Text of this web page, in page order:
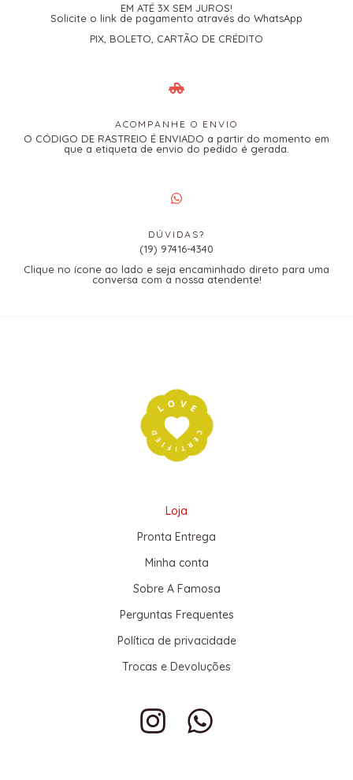
EM ATÉ 3X SEM JUROS!
Solicite o link de pagamento através do WhatsApp
PIX, BOLETO, CARTÃO DE CRÉDITO
ACOMPANHE O ENVIO
O CÓDIGO DE RASTREIO É ENVIADO a partir do momento em
que a etiqueta de envio do pedido é gerada.
DÚVIDAS?
(19) 97416-4340
Clique no ícone ao lado e seja encaminhado direto para uma
conversa com a nossa atendente!
Loja
Pronta Entrega
Minha conta
Sobre A Famosa
Perguntas Frequentes
Política de privacidade
Trocas e Devoluções